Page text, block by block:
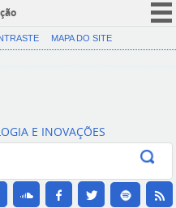
CORONAVÍRUS (COVID-19)
Canais
MAPA DO SITE
E INOVAÇÕES